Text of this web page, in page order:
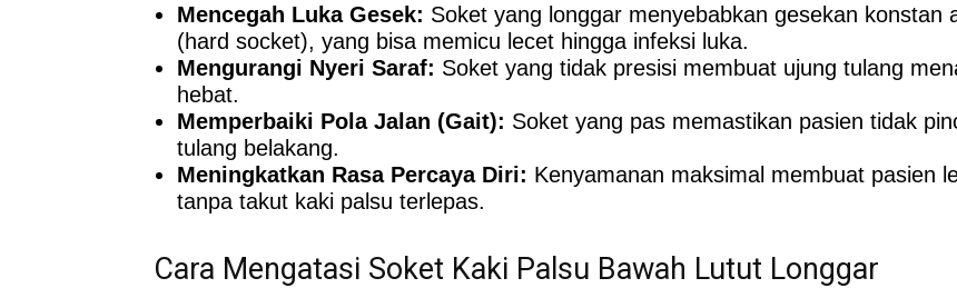
Mencegah Luka Gesek: Soket yang longgar menyebabkan gesekan konstan
(hard socket), yang bisa memicu lecet hingga infeksi luka.
Mengurangi Nyeri Saraf: Soket yang tidak presisi membuat ujung tulang
hebat.
Memperbaiki Pola Jalan (Gait): Soket yang pas memastikan pasien tidak
tulang belakang.
Meningkatkan Rasa Percaya Diri: Kenyamanan maksimal membuat pasien
tanpa takut kaki palsu terlepas.
Cara Mengatasi Soket Kaki Palsu Bawah Lutut Longgar